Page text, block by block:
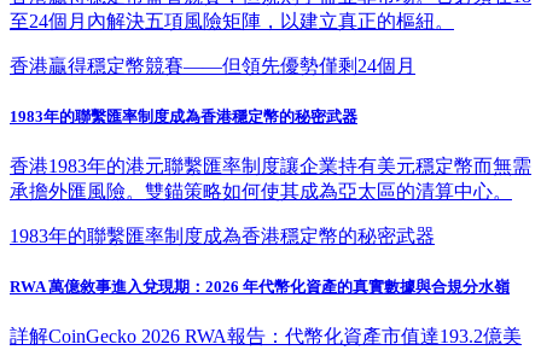
至24個月內解決五項風險矩陣，以建立真正的樞紐。
香港贏得穩定幣競賽——但領先優勢僅剩24個月
1983年的聯繫匯率制度成為香港穩定幣的秘密武器
香港1983年的港元聯繫匯率制度讓企業持有美元穩定幣而無需
承擔外匯風險。雙錨策略如何使其成為亞太區的清算中心。
1983年的聯繫匯率制度成為香港穩定幣的秘密武器
RWA 萬億敘事進入兌現期：2026 年代幣化資產的真實數據與合規分水嶺
詳解CoinGecko 2026 RWA報告：代幣化資產市值達193.2億美